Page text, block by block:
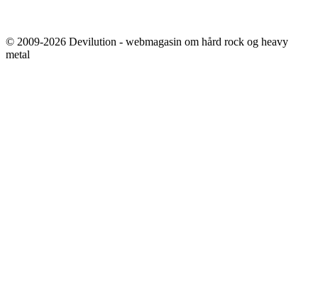
© 2009-2026 Devilution - webmagasin om hård rock og heavy
metal